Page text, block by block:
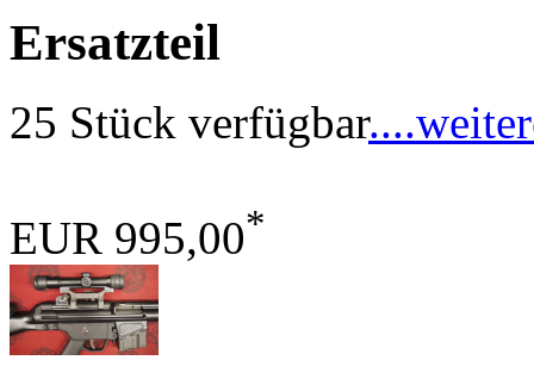
Ersatzteil
25 Stück verfügbar
EUR 995,00*